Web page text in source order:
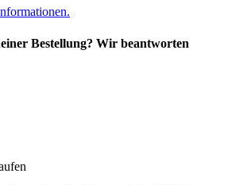
Bestellung? Wir beantworten